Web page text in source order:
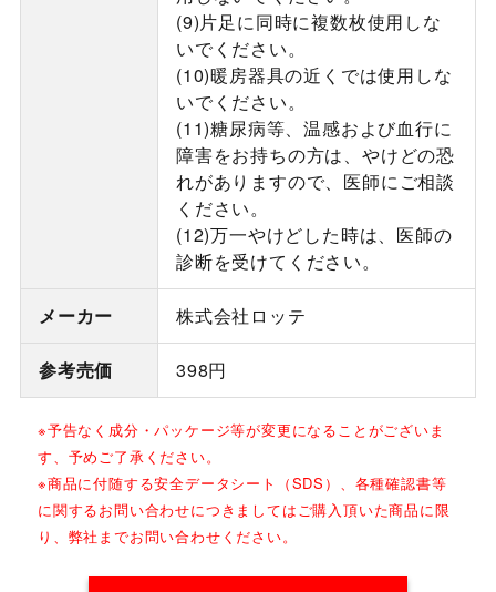
(9)片足に同時に複数枚使用しな
いでください。
(10)暖房器具の近くでは使用しな
いでください。
(11)糖尿病等、温感および血行に
障害をお持ちの方は、やけどの恐
れがありますので、医師にご相談
ください。
(12)万一やけどした時は、医師の
診断を受けてください。
メーカー 株式会社ロッテ
参考売価 398円
※予告なく成分・パッケージ等が変更になることがございま
す、予めご了承ください。
※商品に付随する安全データシート（SDS）、各種確認書等
に関するお問い合わせにつきましてはご購入頂いた商品に限
り、弊社までお問い合わせください。